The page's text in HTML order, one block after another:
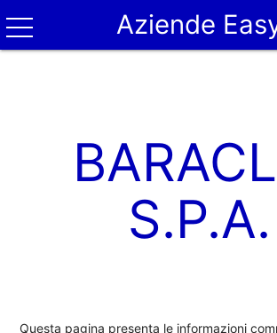
Aziende
S.P.A.
Questa pagina presenta le informazioni